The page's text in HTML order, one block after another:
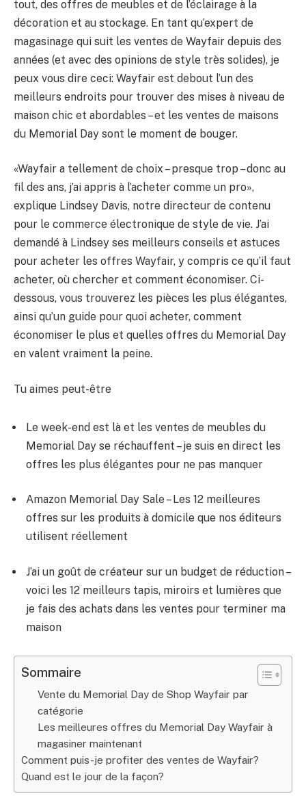
tout, des offres de meubles et de l’éclairage à la
décoration et au stockage. En tant qu’expert de
magasinage qui suit les ventes de Wayfair depuis des
années (et avec des opinions de style très solides), je
peux vous dire ceci: Wayfair est debout l’un des
meilleurs endroits pour trouver des mises à niveau de
maison chic et abordables – et les ventes de maisons
du Memorial Day sont le moment de bouger.
«Wayfair a tellement de choix – presque trop – donc au
fil des ans, j’ai appris à l’acheter comme un pro»,
explique Lindsey Davis, notre directeur de contenu
pour le commerce électronique de style de vie. J’ai
demandé à Lindsey ses meilleurs conseils et astuces
pour acheter les offres Wayfair, y compris ce qu’il faut
acheter, où chercher et comment économiser. Ci-
dessous, vous trouverez les pièces les plus élégantes,
ainsi qu’un guide pour quoi acheter, comment
économiser le plus et quelles offres du Memorial Day
en valent vraiment la peine.
Tu aimes peut-être
Le week-end est là et les ventes de meubles du
Memorial Day se réchauffent – je suis en direct les
offres les plus élégantes pour ne pas manquer
Amazon Memorial Day Sale – Les 12 meilleures
offres sur les produits à domicile que nos éditeurs
utilisent réellement
J’ai un goût de créateur sur un budget de réduction –
voici les 12 meilleurs tapis, miroirs et lumières que
je fais des achats dans les ventes pour terminer ma
maison
Sommaire
Vente du Memorial Day de Shop Wayfair par
catégorie
Les meilleures offres du Memorial Day Wayfair à
magasiner maintenant
Comment puis-je profiter des ventes de Wayfair?
Quand est le jour de la façon?